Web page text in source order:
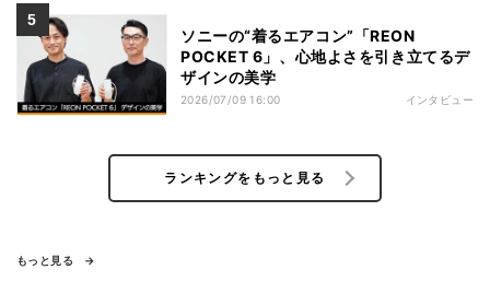
ソニーの“着るエアコン”「REON
POCKET 6」、心地よさを引き立てるデ
ザインの美学
2026/07/09 16:00 インタビュー
ランキングをもっと見る
もっと見る